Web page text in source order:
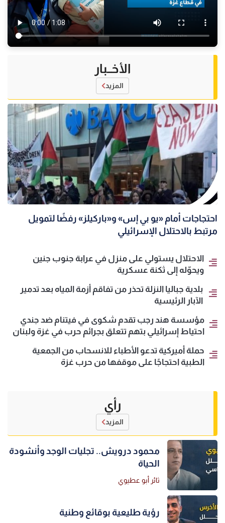
الأخــبار
المزيد
احتجاجات أمام «يو بي إس» و«باركيلز» رفضًا لتمويل
مرتبط بالاحتلال الإسرائيلي
الاحتلال يستولي على منزل في عرابة جنوب جنين
ويحوّله إلى ثكنة عسكرية
بلدية جباليا النزلة تحذر من تفاقم أزمة المياه بعد تدمير
الآبار الرئيسية
مؤسسة هند رجب تقدم شكوى في فيتنام ضد جندي
احتياط إسرائيلي بتهم تتعلق بجرائم حرب في غزة ولبنان
حملة أميركية تدعو الأطباء للانسحاب من الجمعية
الطبية احتجاجًا على موقفها من حرب غزة
رأي
المزيد
محمود درويش.. تجليات الوجد وأنشودة
الحياة
ثائر أبو عطيوي
رؤية طليعية بوقائع وطنية